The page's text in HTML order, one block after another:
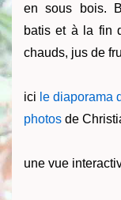
en sous bois.
batis et à la fin
chauds, jus de
ici le diaporama
photos de
une vue